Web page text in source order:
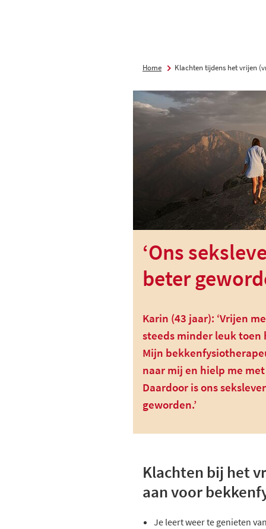
Home Klachten tijdens het vrijen
‘Ons
beter
Karin (43 jaar): ‘Vrijen
steeds minder leuk toen
Mijn
naar mij en hielp me
Daardoor is ons
geworden.’
Klachten bij het
aan voor
Je leert weer te genieten